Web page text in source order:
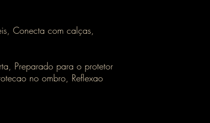
Conecta com calças,
Preparado para o protetor
no ombro, Reflexao